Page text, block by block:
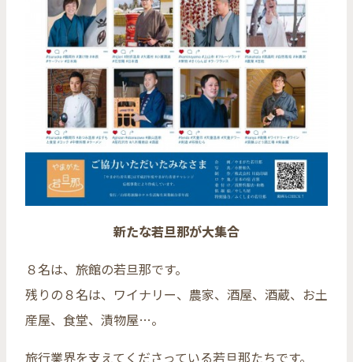
新たな若旦那が大集合
８名は、旅館の若旦那です。
残りの８名は、ワイナリー、農家、酒屋、酒蔵、お土
産屋、食堂、漬物屋…。
旅行業界を支えてくださっている若旦那たちです。